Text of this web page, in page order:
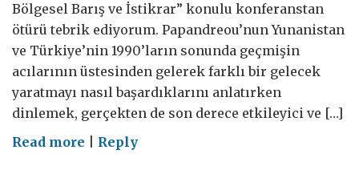
Bölgesel Barış ve İstikrar” konulu konferanstan
ötürü tebrik ediyorum. Papandreou’nun Yunanistan
ve Türkiye’nin 1990’ların sonunda geçmişin
acılarının üstesinden gelerek farklı bir gelecek
yaratmayı nasıl başardıklarını anlatırken
dinlemek, gerçekten de son derece etkileyici ve […]
Read more onReply